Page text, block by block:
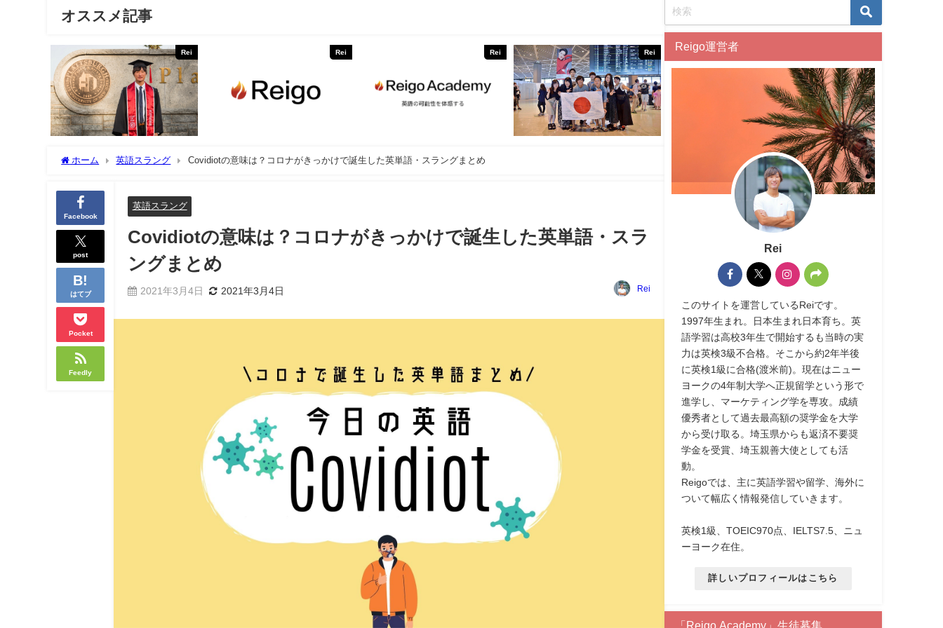
オススメ記事
Rei Rei Rei Rei
ホーム 英語スラング Covidiotの意味は？コロナがきっかけで誕生した英単語・スラングまとめ
Facebook
post
はてブ
Pocket
Feedly
英語スラング
Covidiotの意味は？コロナがきっかけで誕生した英単語・スラ
ングまとめ
2021年3月4日 2021年3月4日 Rei
Reigo運営者
Rei
このサイトを運営しているReiです。
1997年生まれ。日本生まれ日本育ち。英
語学習は高校3年生で開始するも当時の実
力は英検3級不合格。そこから約2年半後
に英検1級に合格(渡米前)。現在はニュー
ヨークの4年制大学へ正規留学という形で
進学し、マーケティング学を専攻。成績
優秀者として過去最高額の奨学金を大学
から受け取る。埼玉県からも返済不要奨
学金を受賞、埼玉親善大使としても活
動。
Reigoでは、主に英語学習や留学、海外に
ついて幅広く情報発信していきます。
英検1級、TOEIC970点、IELTS7.5、ニュ
ーヨーク在住。
詳しいプロフィールはこちら
「Reigo Academy」生徒募集